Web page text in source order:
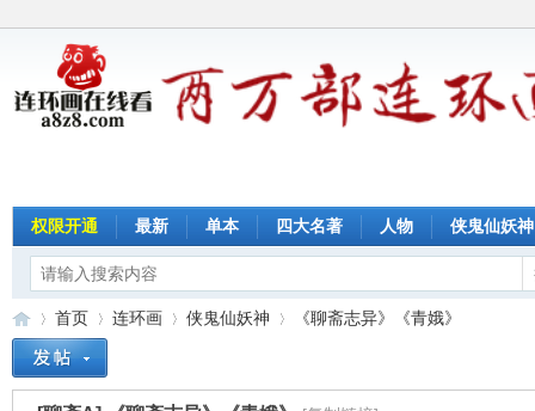
权限开通 最新 单本 四大名著 人物 侠鬼仙妖神
首页 连环画 侠鬼仙妖神 《聊斋志异》《青娥》